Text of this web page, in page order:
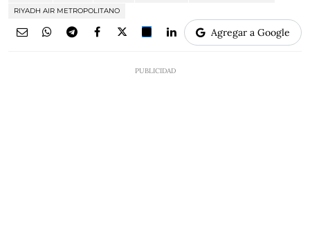
RIYADH AIR METROPOLITANO
Agregar a Google